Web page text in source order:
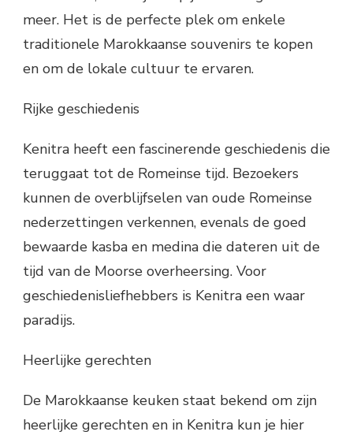
meer. Het is de perfecte plek om enkele
traditionele Marokkaanse souvenirs te kopen
en om de lokale cultuur te ervaren.
Rijke geschiedenis
Kenitra heeft een fascinerende geschiedenis die
teruggaat tot de Romeinse tijd. Bezoekers
kunnen de overblijfselen van oude Romeinse
nederzettingen verkennen, evenals de goed
bewaarde kasba en medina die dateren uit de
tijd van de Moorse overheersing. Voor
geschiedenisliefhebbers is Kenitra een waar
paradijs.
Heerlijke gerechten
De Marokkaanse keuken staat bekend om zijn
heerlijke gerechten en in Kenitra kun je hier